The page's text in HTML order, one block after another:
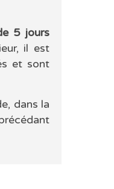
5 jours
il est
et sont
dans la